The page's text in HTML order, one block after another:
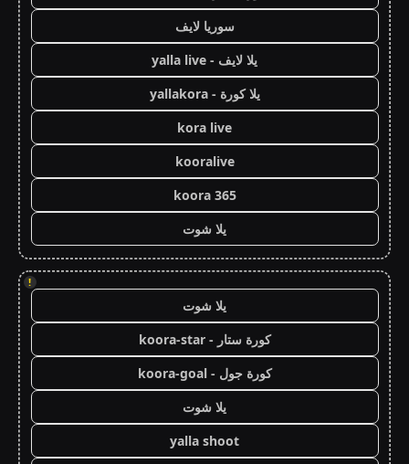
سوريا لايف
يلا لايف - yalla live
يلا كورة - yallakora
kora live
kooralive
koora 365
يلا شوت
!
يلا شوت
كورة ستار - koora-star
كورة جول - koora-goal
يلا شوت
yalla shoot